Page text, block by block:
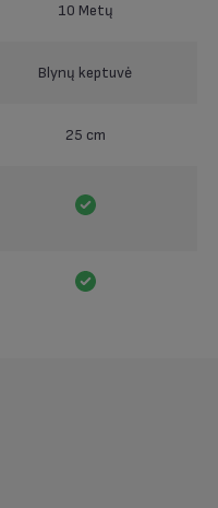
10 Metų
Blynų keptuvė
25 cm